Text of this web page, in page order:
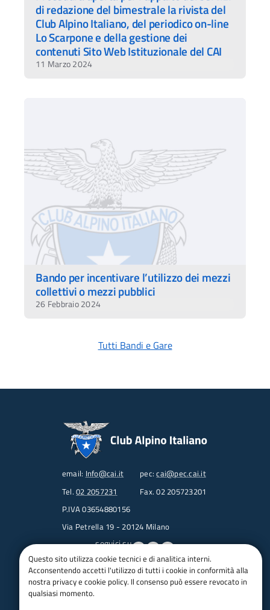
di redazione del bimestrale la rivista del
Club Alpino Italiano, del periodico on-line
Lo Scarpone e della gestione dei
contenuti Sito Web Istituzionale del CAI
11 Marzo 2024
Bando per incentivare l’utilizzo dei mezzi
collettivi o mezzi pubblici
26 Febbraio 2024
Tutti Bandi e Gare
email: Info@cai.it pec:cai@pec.cai.it
Tel. 02 2057231
Fax. 02 205723201
P.IVA 03654880156
Via Petrella 19 - 20124 Milano
seguici su
Trasparenza
Amministrazione trasparente
Questo sito utilizza cookie tecnici e di analitica interni.
Acconsentendo accetti l'utilizzo di tutti i cookie in conformità alla
nostra privacy e cookie policy. Il consenso può essere revocato in
qualsiasi momento.